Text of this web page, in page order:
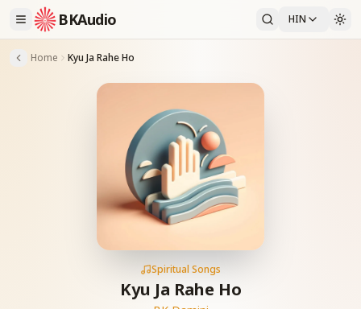
BKAudio HIN
Home Kyu Ja Rahe Ho
Spiritual Songs
Kyu Ja Rahe Ho